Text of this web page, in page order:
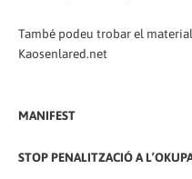
També podeu trobar el
Kaosenlared.net
MANIFEST
STOP PENALITZACIÓ A